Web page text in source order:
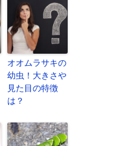
オオムラサキの
幼虫！大きさや
見た目の特徴
は？